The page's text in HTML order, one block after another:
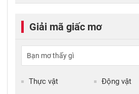
Giải mã giấc mơ
Thực vật Động vật